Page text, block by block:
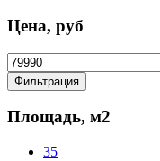
Цена, руб
Минимальная
цена
Фильтрация
Площадь, м2
35